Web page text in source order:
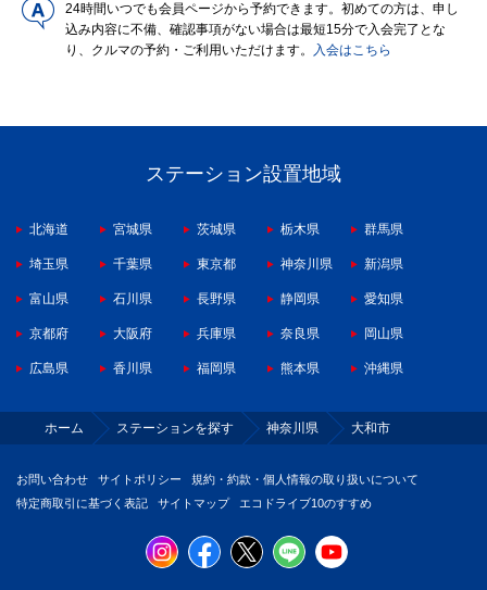
24時間いつでも会員ページから予約できます。初めての方は、申し
込み内容に不備、確認事項がない場合は最短15分で入会完了とな
り、クルマの予約・ご利用いただけます。
入会はこちら
ステーション設置地域
北海道 宮城県 茨城県 栃木県 群馬県
埼玉県 千葉県 東京都 神奈川県 新潟県
富山県 石川県 長野県 静岡県 愛知県
京都府 大阪府 兵庫県 奈良県 岡山県
広島県 香川県 福岡県 熊本県 沖縄県
ホーム ステーションを探す 神奈川県 大和市
お問い合わせ サイトポリシー
規約・約款・個人情報の取り扱いについて
特定商取引に基づく表記
サイトマップ エコドライブ10のすすめ